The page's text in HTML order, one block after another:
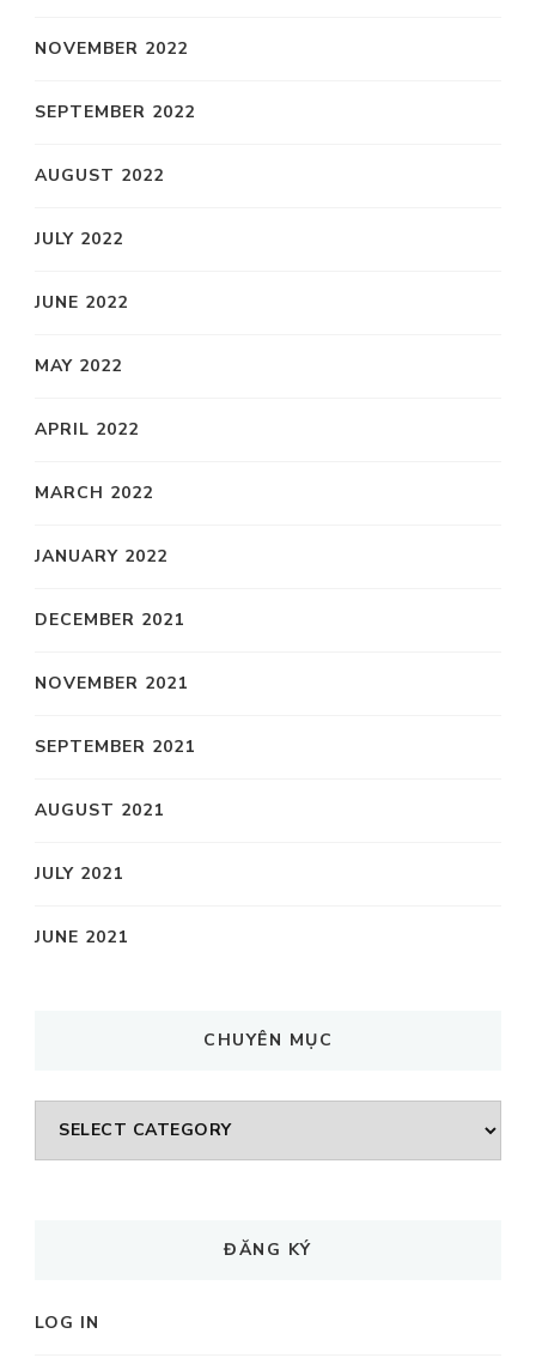
NOVEMBER 2022
SEPTEMBER 2022
AUGUST 2022
JULY 2022
JUNE 2022
MAY 2022
APRIL 2022
MARCH 2022
JANUARY 2022
DECEMBER 2021
NOVEMBER 2021
SEPTEMBER 2021
AUGUST 2021
JULY 2021
JUNE 2021
CHUYÊN MỤC
CHUYÊN
MỤC
ĐĂNG KÝ
LOG IN